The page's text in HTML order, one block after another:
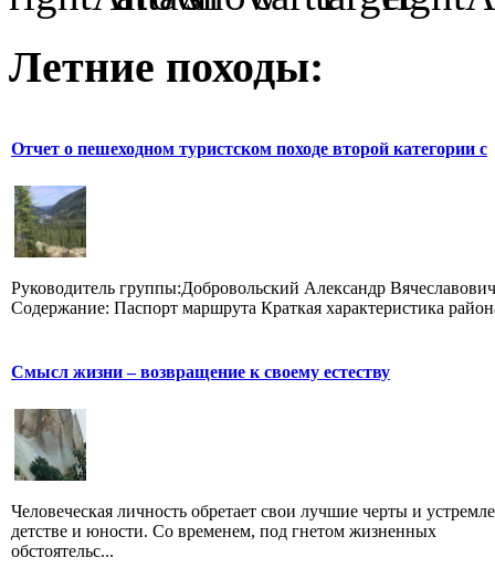
Летние походы:
Отчет о пешеходном туристском походе второй категории с
Руководитель группы:Добровольский Александр Вячеславович
Содержание: Паспорт маршрута Краткая характеристика
Смысл жизни – возвращение к своему естеству
Человеческая личность обретает свои лучшие черты и
детстве и юности. Со временем, под гнетом жизненных
обстоятельс...